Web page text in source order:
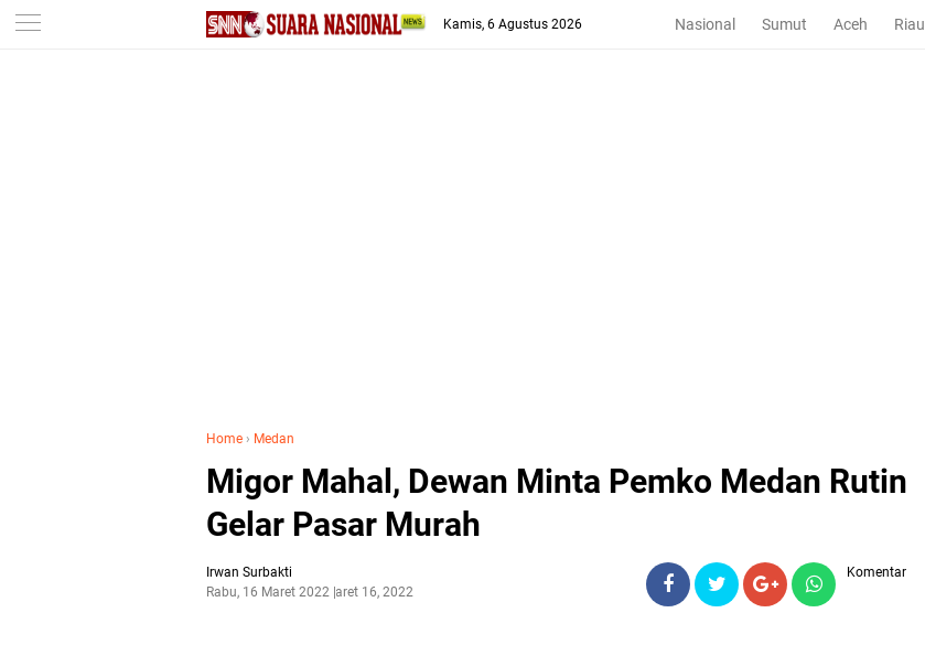
-->
Kamis, 6 Agustus 2026 Nasional Sumut Aceh Riau
Home › Medan
Migor Mahal, Dewan Minta Pemko Medan Rutin
Gelar Pasar Murah
Irwan Surbakti
Rabu, 16 Maret 2022Maret 16, 2022
Komentar